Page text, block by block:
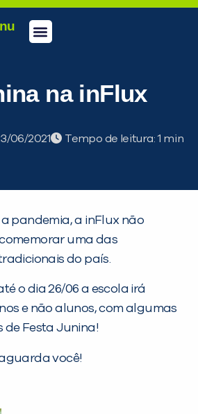
na inFlux
06/2021 Tempo de leitura:
pandemia, a inFlux não
uma das
do país.
o dia 26/06 a escola irá
e não alunos, com algumas
de Festa Junina!
você!
Desculpe!
cidade ou bairro que